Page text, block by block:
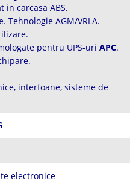
carcasa ABS.
Tehnologie AGM/VRLA.
pentru UPS-uri APC.
interfoane, sisteme de
electronice